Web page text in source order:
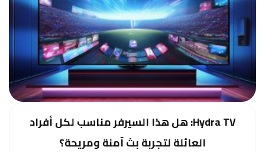
Hydra TV: هل هذا السيرفر مناسب لكل أفراد
العائلة لتجربة بث آمنة ومريحة؟